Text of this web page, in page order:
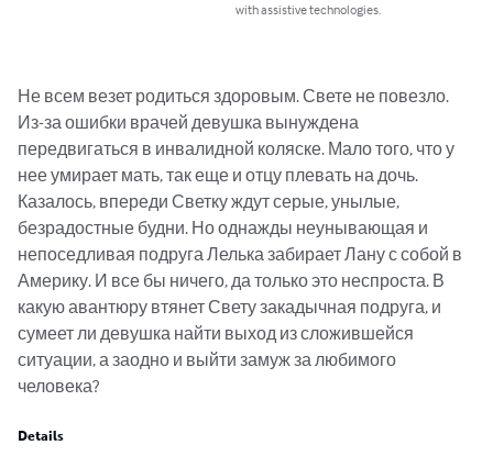
with assistive technologies.
Не всем везет родиться здоровым. Свете не повезло.
Из-за ошибки врачей девушка вынуждена
передвигаться в инвалидной коляске. Мало того, что у
нее умирает мать, так еще и отцу плевать на дочь.
Казалось, впереди Светку ждут серые, унылые,
безрадостные будни. Но однажды неунывающая и
непоседливая подруга Лелька забирает Лану с собой в
Америку. И все бы ничего, да только это неспроста. В
какую авантюру втянет Свету закадычная подруга, и
сумеет ли девушка найти выход из сложившейся
ситуации, а заодно и выйти замуж за любимого
человека?
Details